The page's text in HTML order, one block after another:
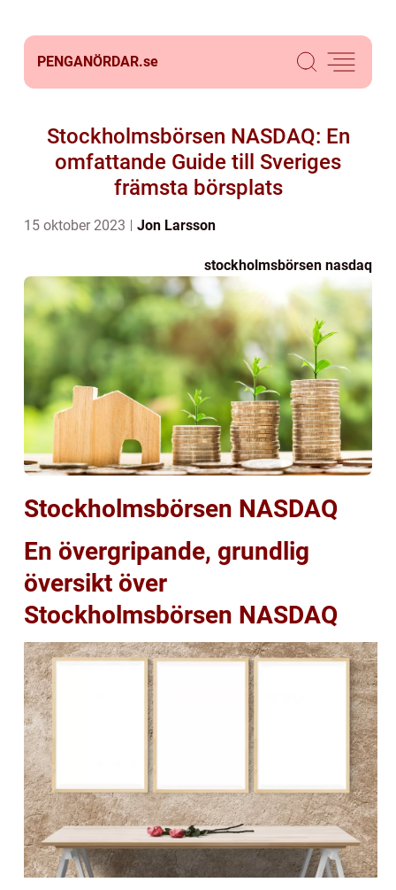
PENGANÖRDAR.se
Stockholmsbörsen NASDAQ: En
omfattande Guide till Sveriges
främsta börsplats
15 oktober 2023 Jon Larsson
stockholmsbörsen nasdaq
Stockholmsbörsen NASDAQ
En övergripande, grundlig
översikt över
Stockholmsbörsen NASDAQ